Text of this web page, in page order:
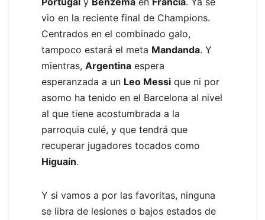
vio en la reciente final de Champions.
Centrados en el combinado galo,
tampoco estará el meta Mandanda. Y
mientras, Argentina espera
esperanzada a un Leo Messi que ni por
asomo ha tenido en el Barcelona al nivel
al que tiene acostumbrada a la
parroquia culé, y que tendrá que
recuperar jugadores tocados como
Higuaín.
Y si vamos a por las favoritas, ninguna
se libra de lesiones o bajos estados de